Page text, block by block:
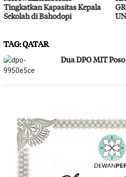
GRAND FILANO HYBRID
UNTUK MASYARAKAT PALU
TAG:QATAR
Dua DPO MIT